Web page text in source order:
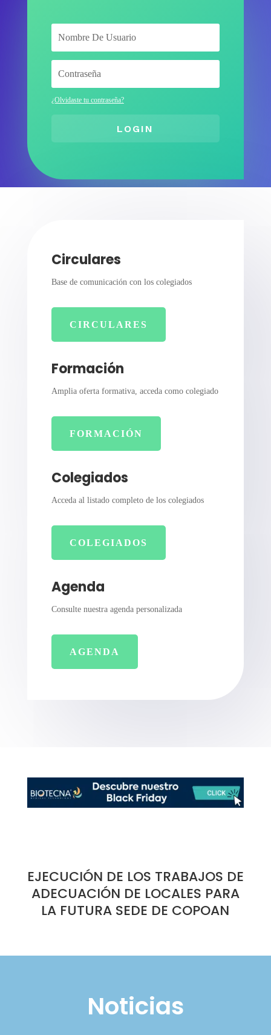
¿Olvidaste tu contraseña?
LOGIN
Circulares
Base de comunicación con los colegiados
CIRCULARES
Formación
Amplia oferta formativa, acceda como colegiado
FORMACIÓN
Colegiados
Acceda al listado completo de los colegiados
COLEGIADOS
Agenda
Consulte nuestra agenda personalizada
AGENDA
EJECUCIÓN DE LOS TRABAJOS DE
ADECUACIÓN DE LOCALES PARA
LA FUTURA SEDE DE COPOAN
Noticias